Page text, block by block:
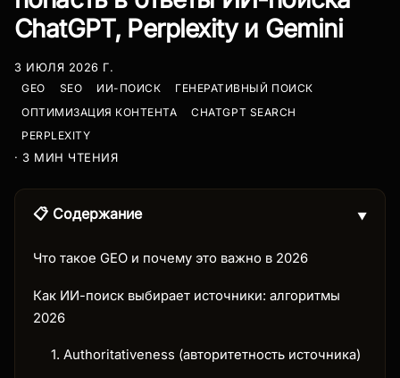
ChatGPT, Perplexity и Gemini
3 ИЮЛЯ 2026 Г.
GEO
SEO ИИ-ПОИСК
ГЕНЕРАТИВНЫЙ ПОИСК
ОПТИМИЗАЦИЯ КОНТЕНТА
CHATGPT SEARCH
PERPLEXITY
· 3 МИН ЧТЕНИЯ
📋 Содержание ▼
Что такое GEO и почему это важно в 2026
Как ИИ-поиск выбирает источники: алгоритмы
2026
1. Authoritativeness (авторитетность источника)